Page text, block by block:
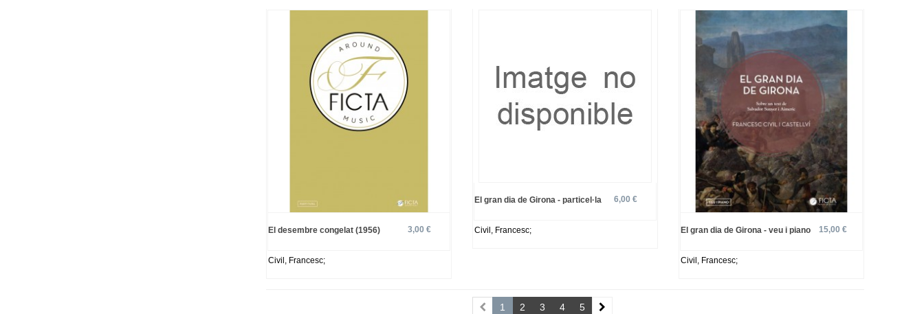
El desembre congelat (1956) 3,00 €
Civil, Francesc;
El gran dia de Girona - particel·la 6,00 €
Civil, Francesc; El gran dia de Girona - veu i piano 15,00 €
Civil, Francesc;
1 2 3 4 5